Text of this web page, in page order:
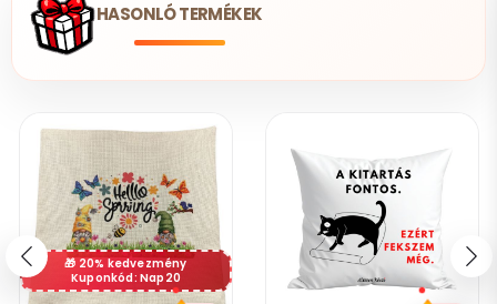
HASONLÓ TERMÉKEK
20% kedvezmény
Kuponkód: Nap20